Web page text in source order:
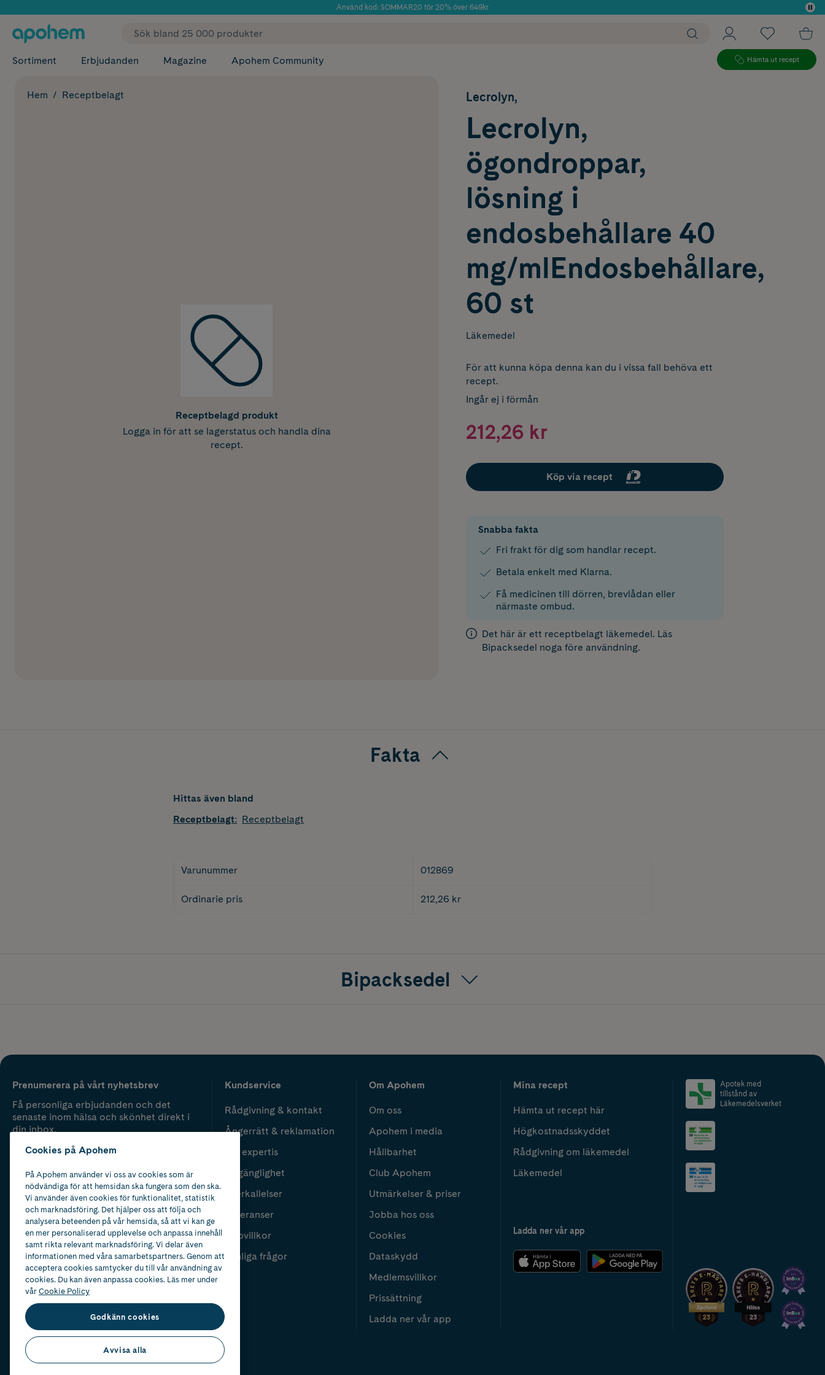
Använd kod: SOMMAR20 för 20% över 649kr
✓ Fri frakt
Sortiment Erbjudanden Magazine Apohem Community Hämta ut recept
Hem Receptbelagt
Receptbelagd produkt
Logga in för att se lagerstatus och handla dina
recept.
Lecrolyn,
Lecrolyn,
ögondroppar,
lösning i
endosbehållare 40
mg/mlEndosbehållare,
60 st
Läkemedel
För att kunna köpa denna kan du i vissa fall behöva ett
recept.
Ingår ej i förmån
212,26 kr
Köp via recept
Snabba fakta
Fri frakt för dig som handlar recept.
Betala enkelt med Klarna.
Få medicinen till dörren, brevlådan eller
närmaste ombud.
Det här är ett receptbelagt läkemedel. Läs
Bipacksedel noga före användning.
Fakta
Hittas även bland
Receptbelagt: Receptbelagt
Varunummer 012869
Ordinarie pris 212,26 kr
Bipacksedel
Prenumerera på vårt nyhetsbrev
Få personliga erbjudanden och det
senaste inom hälsa och skönhet direkt i
din inbox.
Kundservice
Rådgivning & kontakt
Ångerrätt & reklamation
Vår expertis
Tillgänglighet
Återkallelser
Leveranser
Köpvillkor
Vanliga frågor
Om Apohem
Om oss
Apohem i media
Hållbarhet
Club Apohem
Utmärkelser & priser
Jobba hos oss
Cookies
Dataskydd
Medlemsvillkor
Prissättning
Ladda ner vår app
Mina recept
Hämta ut recept här
Högkostnadsskyddet
Rådgivning om läkemedel
Läkemedel
Ladda ner vår app
Apotek med
tillstånd av
Läkemedelsverket
2024
Cookies på Apohem
På Apohem använder vi oss av cookies som är
nödvändiga för att hemsidan ska fungera som den ska.
Vi använder även cookies för funktionalitet, statistik
och marknadsföring. Det hjälper oss att följa och
analysera beteenden på vår hemsida, så att vi kan ge
en mer personaliserad upplevelse och anpassa innehåll
samt rikta relevant marknadsföring. Vi delar även
informationen med våra samarbetspartners. Genom att
acceptera cookies samtycker du till vår användning av
cookies. Du kan även anpassa cookies. Läs mer under
vårCookie Policy
Godkänn cookies
Avvisa alla